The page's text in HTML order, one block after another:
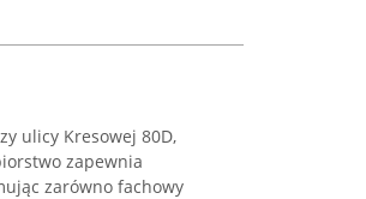
ulicy Kresowej 80D,
zapewnia
zarówno fachowy